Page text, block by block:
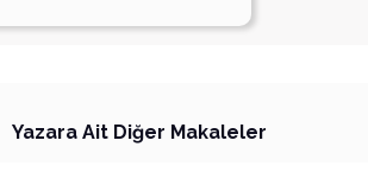
Yazara Ait Diğer Makaleler